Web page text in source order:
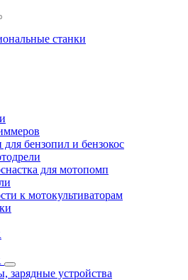
станки
бензопил и бензокос
для мотопомп
к мотокультиваторам
зарядные устройства